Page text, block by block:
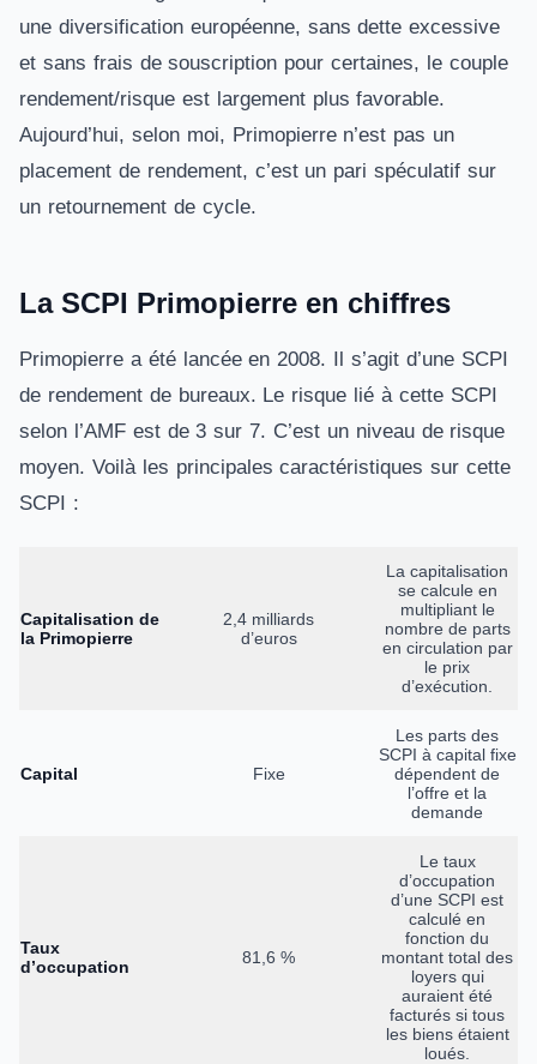
une diversification européenne, sans dette excessive
et sans frais de souscription pour certaines, le couple
rendement/risque est largement plus favorable.
Aujourd’hui, selon moi, Primopierre n’est pas un
placement de rendement, c’est un pari spéculatif sur
un retournement de cycle.
La SCPI Primopierre en chiffres
Primopierre a été lancée en 2008. Il s’agit d’une SCPI
de rendement de bureaux. Le risque lié à cette SCPI
selon l’AMF est de 3 sur 7. C’est un niveau de risque
moyen. Voilà les principales caractéristiques sur cette
SCPI :
Capitalisation de
la Primopierre
2,4 milliards
d’euros
La capitalisation
se calcule en
multipliant le
nombre de parts
en circulation par
le prix
d’exécution.
Capital Fixe
Les parts des
SCPI à capital fixe
dépendent de
l’offre et la
demande
Taux
d’occupation
81,6 %
Le taux
d’occupation
d’une SCPI est
calculé en
fonction du
montant total des
loyers qui
auraient été
facturés si tous
les biens étaient
loués.